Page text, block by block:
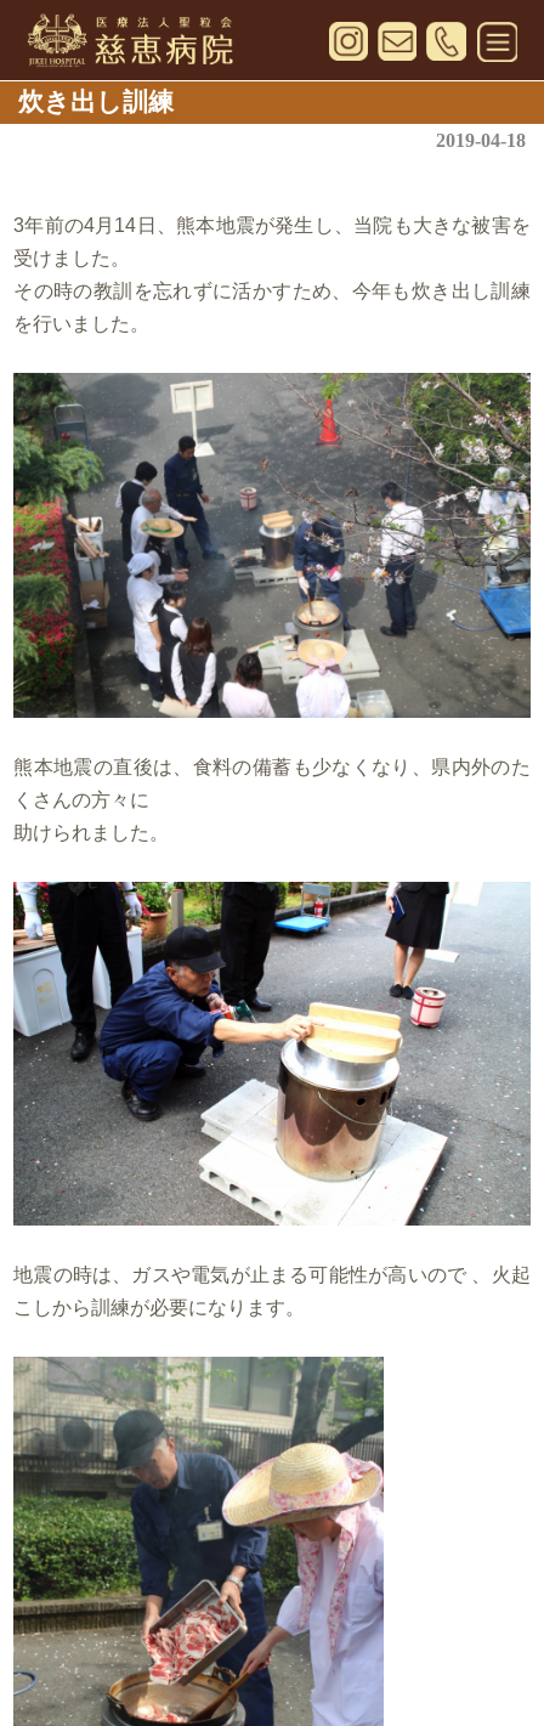
炊き出し訓練
2019-04-18
3年前の4月14日、熊本地震が発生し、当院も大きな被害を
受けました。
その時の教訓を忘れずに活かすため、今年も炊き出し訓練
を行いました。
熊本地震の直後は、食料の備蓄も少なくなり、県内外のた
くさんの方々に
助けられました。
地震の時は、ガスや電気が止まる可能性が高いので 、火起
こしから訓練が必要になります。